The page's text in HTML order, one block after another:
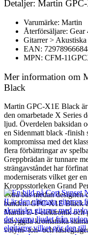
Detaljer: Martin
Varumärke: Martin
Återförsäljare: Gear
Gitarrer >
EAN:
MPN: CFM-
Mer information om
Black
Martin GPC-X1E Black är
den omarbetade X Series
ljud. Överdelen baksidan
en Sidenmatt black -finish
kompromissa med det
flera förbättringar av
Greppbrädan är tunnare
strängavståndet har
moderniserats vilket ger
Kroppsstorleken Grand
extra bas medan
banden. GPC-X1E Black
Martin E-1-elektronik och
inbyggda kromatiska
volym- ton- och